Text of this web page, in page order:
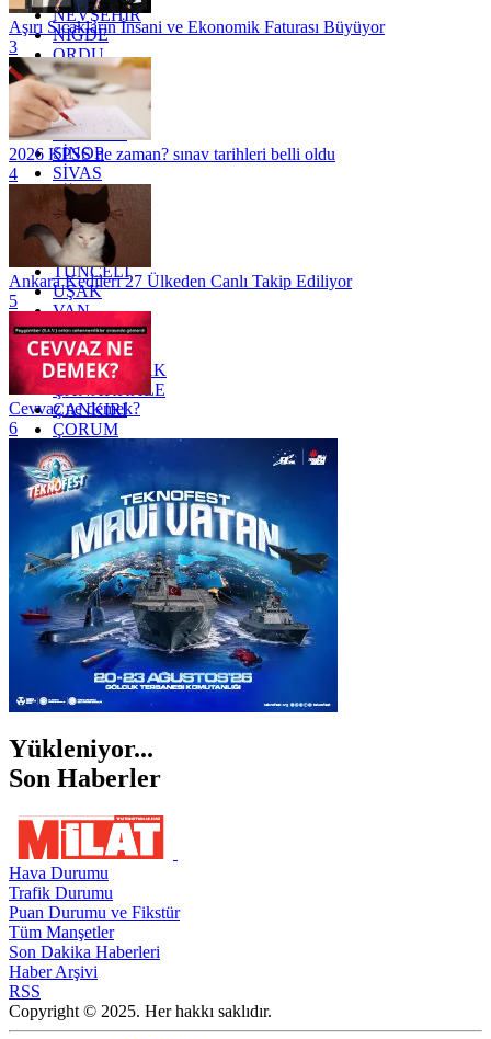
NEVŞEHİR
NİĞDE
ORDU
OSMANİYE
RİZE
SAKARYA
SAMSUN
SİNOP
SİVAS
SİİRT
TEKİRDAĞ
TOKAT
TRABZON
TUNCELİ
UŞAK
VAN
YALOVA
YOZGAT
ZONGULDAK
ÇANAKKALE
ÇANKIRI
ÇORUM
İSTANBUL
İZMİR
ŞANLIURFA
ŞIRNAK
Aşırı Sıcakların İnsani ve Ekonomik Faturası Büyüyor
3
2026 KPSS ne zaman? sınav tarihleri belli oldu
4
Ankara Kedileri 27 Ülkeden Canlı Takip Ediliyor
5
Cevvaz ne demek?
6
Yükleniyor...
Son Haberler
Hava Durumu
Trafik Durumu
Puan Durumu ve Fikstür
Tüm Manşetler
Son Dakika Haberleri
Haber Arşivi
RSS
Copyright © 2025. Her hakkı saklıdır.